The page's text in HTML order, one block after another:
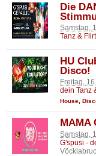
Die
Samstag,
Tanz &
HU
Disco!
Freitag,
dein Tanz
House,
MAMA
Samstag,
G'spusi -